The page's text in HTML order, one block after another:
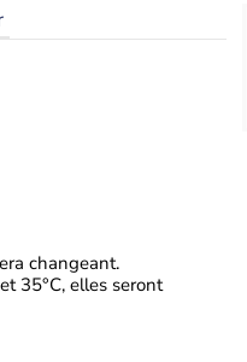
changeant.
35°C, elles seront